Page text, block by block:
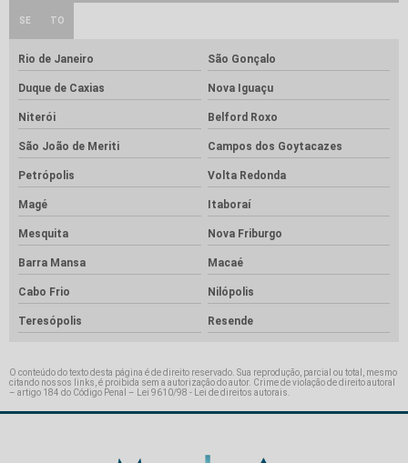
SE TO
Rio de Janeiro São Gonçalo
Duque de Caxias Nova Iguaçu
Niterói Belford Roxo
São João de Meriti Campos dos Goytacazes
Petrópolis Volta Redonda
Magé Itaboraí
Mesquita Nova Friburgo
Barra Mansa Macaé
Cabo Frio Nilópolis
Teresópolis Resende
O conteúdo do texto desta página é de direito reservado. Sua reprodução, parcial ou total, mesmo
citando nossos links, é proibida sem a autorização do autor. Crime de violação de direito autoral
– artigo 184 do Código Penal –
Lei 9610/98 - Lei de direitos autorais